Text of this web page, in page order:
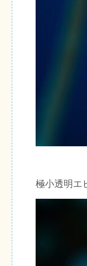
極小透明エ